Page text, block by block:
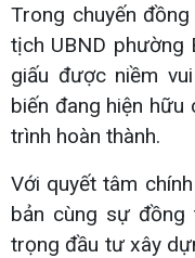
Trong chuyến
tịch UBND phường
giấu được niềm
biến đang hiện hữu
trình hoàn thành.
Với quyết tâm
bản cùng sự đồng
trọng đầu tư xây